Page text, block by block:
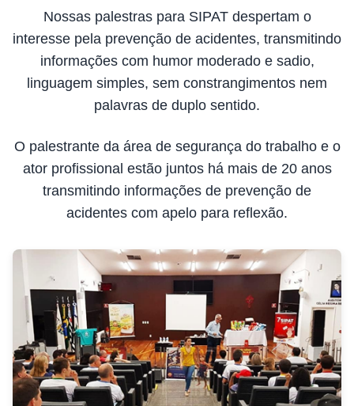
Nossas palestras para SIPAT despertam o
interesse pela prevenção de acidentes, transmitindo
informações com humor moderado e sadio,
linguagem simples, sem constrangimentos nem
palavras de duplo sentido.
O palestrante da área de segurança do trabalho e o
ator profissional estão juntos há mais de 20 anos
transmitindo informações de prevenção de
acidentes com apelo para reflexão.